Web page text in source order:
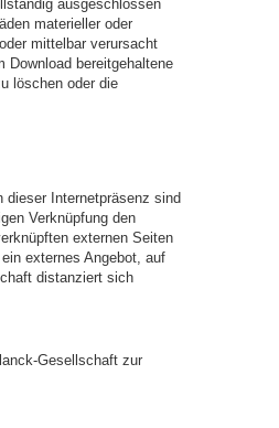
ausgeschlossen
materieller oder
mittelbar verursacht
bereitgehaltene
löschen oder die
Internetpräsenz sind
Verknüpfung den
externen Seiten
externes Angebot, auf
distanziert sich
Gesellschaft zur